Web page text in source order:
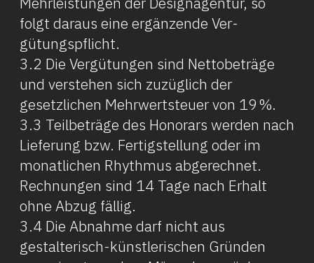
folgt daraus eine ergänzende Ver­
gütungspflicht.
3.2 Die Vergütungen sind Nettobeträge
und verstehen sich zuzüglich der
gesetzlichen Mehrwertsteuer von 19 %.
3.3 Teil­beträge des Honorars werden nach
Lieferung bzw. Fertigstellung oder im
monatlichen Rhythmus abgerechnet.
Rechnungen sind 14 Tage nach Erhalt
ohne Abzug fällig.
3.4 Die Abnahme darf nicht aus
gestalterisch-künstlerischen Gründen